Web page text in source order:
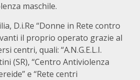
maschile.
D.i.Re “Donne in Rete contro
il proprio operato grazie al
centri, quali: “A.N.G.E.L.I.
(SR), “Centro Antiviolenza
e “Rete centri